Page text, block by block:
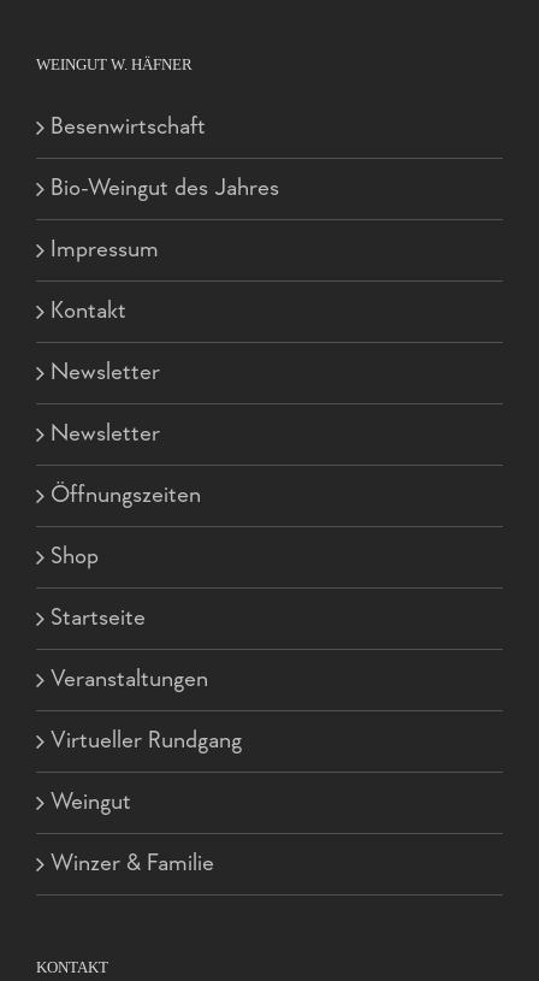
WEINGUT W. HÄFNER
Besenwirtschaft
Bio-Weingut des Jahres
Impressum
Kontakt
Newsletter
Newsletter
Öffnungszeiten
Shop
Startseite
Veranstaltungen
Virtueller Rundgang
Weingut
Winzer & Familie
KONTAKT